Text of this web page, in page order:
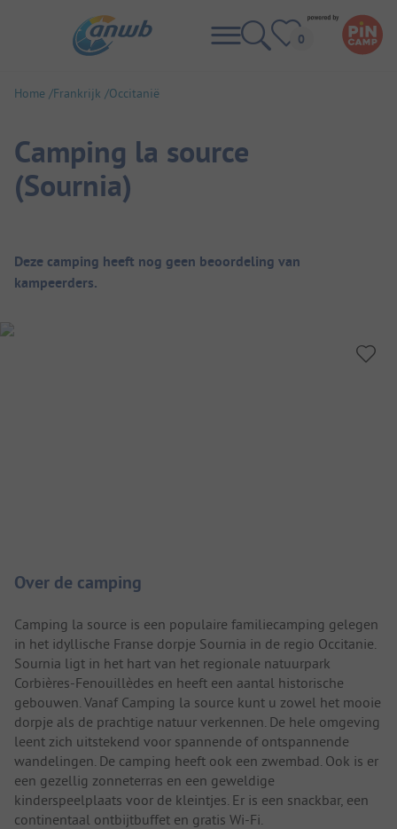
Home Frankrijk Occitanië
Camping la source
(Sournia)
Camping overzicht
Deze camping heeft nog geen beoordeling van
kampeerders.
Over de camping
Camping la source is een populaire familiecamping gelegen
in het idyllische Franse dorpje Sournia in de regio Occitanie.
Sournia ligt in het hart van het regionale natuurpark
Corbières-Fenouillèdes en heeft een aantal historische
gebouwen. Vanaf Camping la source kunt u zowel het mooie
dorpje als de prachtige natuur verkennen. De hele omgeving
leent zich uitstekend voor spannende of ontspannende
wandelingen. De camping heeft ook een zwembad. Ook is er
een gezellig zonneterras en een geweldige
kinderspeelplaats voor de kleintjes. Er is een snackbar, een
continentaal ontbijtbuffet en gratis Wi-Fi.